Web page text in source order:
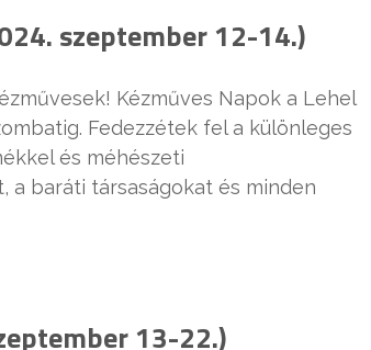
szeptember 12-14.)
Kézműves Napok a Lehel
Fedezzétek fel a különleges
és méhészeti
baráti társaságokat és minden
13-22.)